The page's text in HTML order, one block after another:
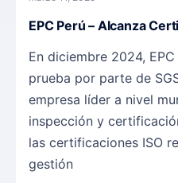
EPC Perú – Alcanza
En diciembre 2024,
prueba por parte de
empresa líder a nivel
inspección y
las certificaciones ISO
gestión